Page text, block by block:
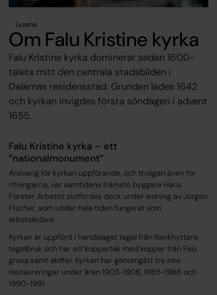
Lyssna
Om Falu Kristine kyrka
Falu Kristine kyrka dominerar sedan 1600-
talets mitt den centrala stadsbilden i
Dalarnas residensstad. Grunden lades 1642
och kyrkan invigdes första söndagen i advent
1655.
Falu Kristine kyrka – ett
”nationalmonument”
Ansvarig för kyrkan uppförande, och troligen även för
ritningarna, var samtidens främste byggare Hans
Förster. Arbetet slutfördes dock under ledning av Jűrgen
Fischer, som under hela tiden fungerat som
arbetsledare.
Kyrkan är uppförd i handslaget tegel från Rankhyttans
tegelbruk och har ett koppartak med koppar från Falu
gruva samt skiffer. Kyrkan har genomgått tre inre
restaureringar under åren 1903-1906, 1965-1966 och
1990-1991.